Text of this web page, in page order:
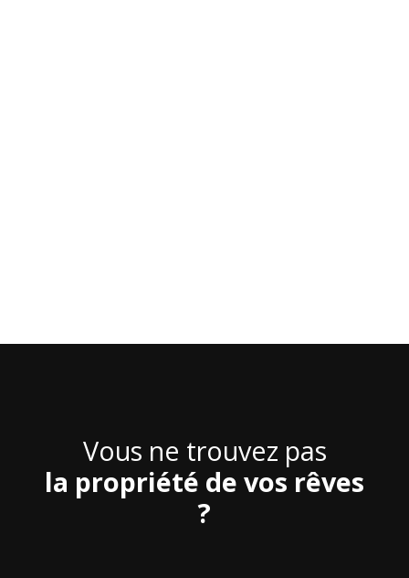
Vous ne trouvez pas
la propriété de vos rêves
?